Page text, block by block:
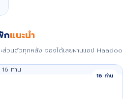
กแนะนำ
วนตัวทุกหลัง จองได้เลยผ่านแอป Haadoo
16 ท่าน